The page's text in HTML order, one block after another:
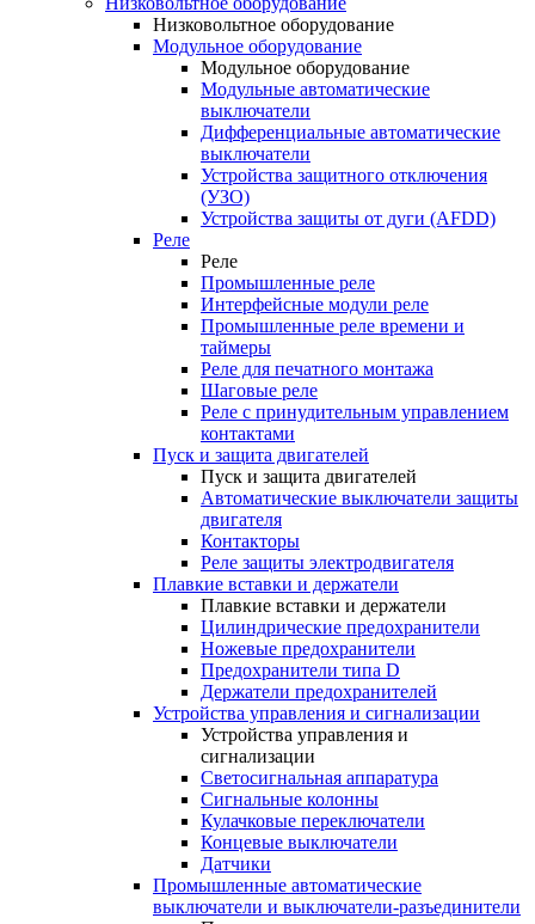
Низковольтное оборудование
Модульное оборудование
Модульное оборудование
Модульные автоматические
выключатели
Дифференциальные автоматические
выключатели
Устройства защитного отключения
(УЗО)
Устройства защиты от дуги (AFDD)
Реле
Реле
Промышленные реле
Интерфейсные модули реле
Промышленные реле времени и
таймеры
Реле для печатного монтажа
Шаговые реле
Реле с принудительным управлением
контактами
Пуск и защита двигателей
Пуск и защита двигателей
Автоматические выключатели защиты
двигателя
Контакторы
Реле защиты электродвигателя
Плавкие вставки и держатели
Плавкие вставки и держатели
Цилиндрические предохранители
Ножевые предохранители
Предохранители типа D
Держатели предохранителей
Устройства управления и сигнализации
Устройства управления и
сигнализации
Светосигнальная аппаратура
Сигнальные колонны
Кулачковые переключатели
Концевые выключатели
Датчики
Промышленные автоматические
выключатели и выключатели-разъединители